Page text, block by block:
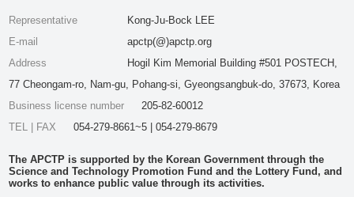
Representative
Kong-Ju-Bock LEE
E-mail
apctp(@)apctp.org
Address
Hogil Kim Memorial Building #501 POSTECH,
77 Cheongam-ro, Nam-gu, Pohang-si, Gyeongsangbuk-do, 37673, Korea
Business license number
205-82-60012
TEL | FAX
054-279-8661~5 | 054-279-8679
The APCTP is supported by the Korean Government through the
Science and Technology Promotion Fund and the Lottery Fund, and
works to enhance public value through its activities.